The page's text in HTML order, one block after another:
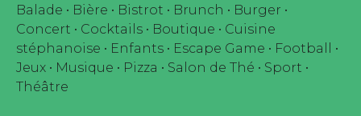
Balade • Bière • Bistrot • Brunch • Burger •
Concert • Cocktails • Boutique • Cuisine
stéphanoise • Enfants • Escape Game • Football
•
Jeux • Musique • Pizza • Salon de Thé • Sport •
Théâtre